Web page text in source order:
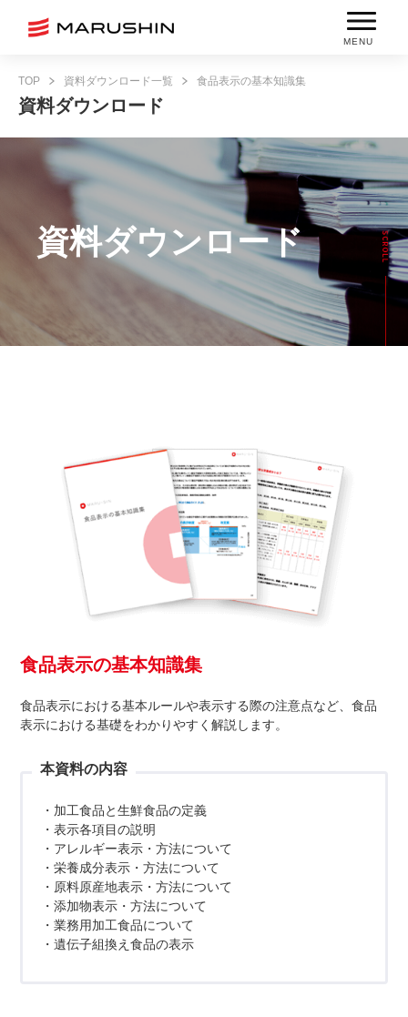
MENU
TOP 資料ダウンロード一覧 食品表示の基本知識集
資料ダウンロード
資料ダウンロード
食品表示の基本知識集
食品表示における基本ルールや表示する際の注意点など、食品
表示における基礎をわかりやすく解説します。
本資料の内容
・加工食品と生鮮食品の定義
・表示各項目の説明
・アレルギー表示・方法について
・栄養成分表示・方法について
・原料原産地表示・方法について
・添加物表示・方法について
・業務用加工食品について
・遺伝子組換え食品の表示